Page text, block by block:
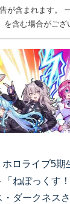
が含まれます。
を含む場合がござ
ロライブ5期
「ねぽっくす
ダークネス